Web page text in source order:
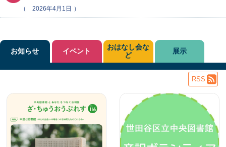
2026年4月1日
お知らせ イベント
おはなし会な
ど
展示
RSS